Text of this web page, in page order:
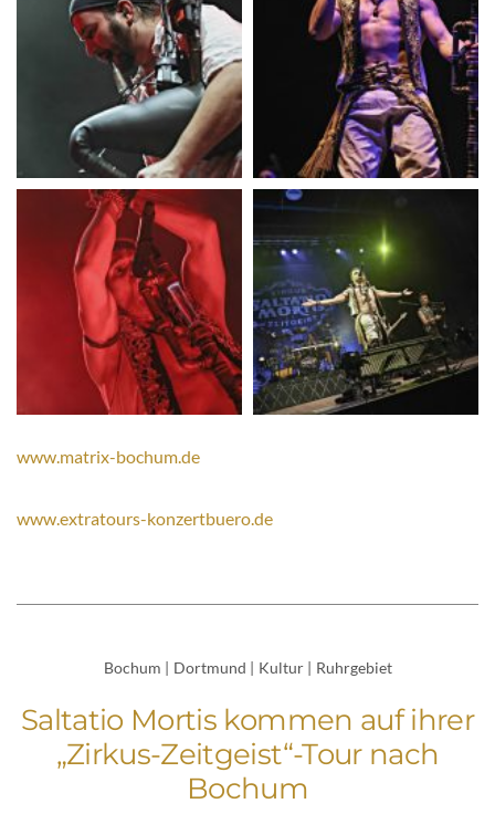
www.matrix-bochum.de
www.extratours-konzertbuero.de
Bochum | Dortmund | Kultur | Ruhrgebiet
Saltatio Mortis kommen auf ihrer
„Zirkus-Zeitgeist“-Tour nach
Bochum